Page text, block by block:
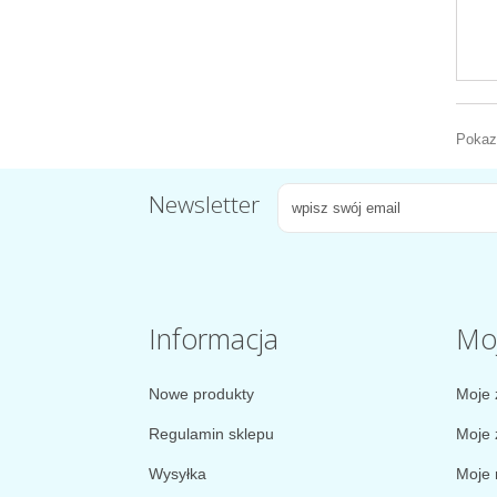
Newsletter
Informacja
Nowe produkty
Regulamin sklepu
Wysyłka
Moje
Moje
Moje